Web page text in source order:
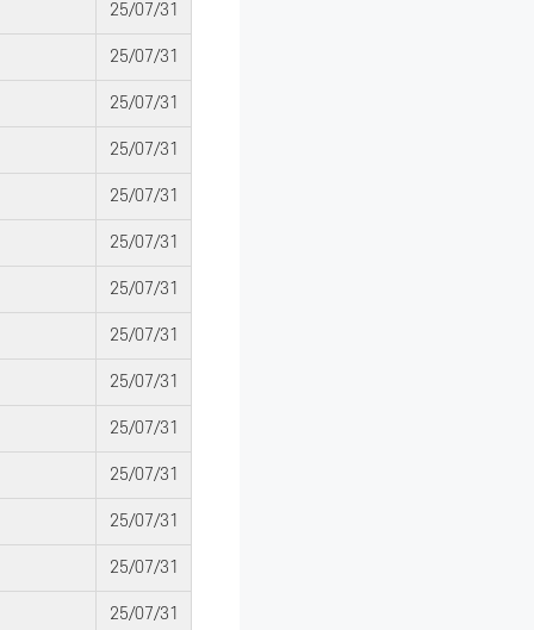
25/07/31
25/07/31
25/07/31
25/07/31
25/07/31
25/07/31
25/07/31
25/07/31
25/07/31
25/07/31
25/07/31
25/07/31
25/07/31
25/07/31